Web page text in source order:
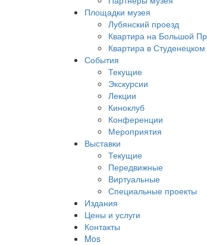
Площадки музея
Лубянский проезд
Квартира на Большой
Квартира в
События
Текущие
Экскурсии
Лекции
Киноклуб
Конференции
Мероприятия
Выставки
Текущие
Передвижные
Виртуальные
Специальные проекты
Издания
Цены и услуги
Контакты
Mos